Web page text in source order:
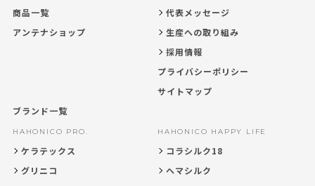
商品一覧
アンテナショップ
ブランド一覧
HAHONICO PRO.
ケラテックス
グリニコ
HAHONICO HAPPY LIFE
コラシルク18
ヘマシルク
代表メッセージ
生産への取り組み
採用情報
プライバシーポリシー
サイトマップ